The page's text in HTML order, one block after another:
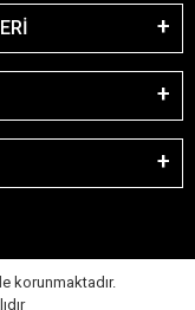
korunmaktadır.